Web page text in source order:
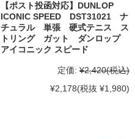
【ポスト投函対応】DUNLOP
ICONIC SPEED DST31021 ナ
チュラル 単張 硬式テニス ス
トリング ガット ダンロップ
アイコニック スピード
定価: ¥2,420(税込)
¥2,178(税抜 ¥1,980)